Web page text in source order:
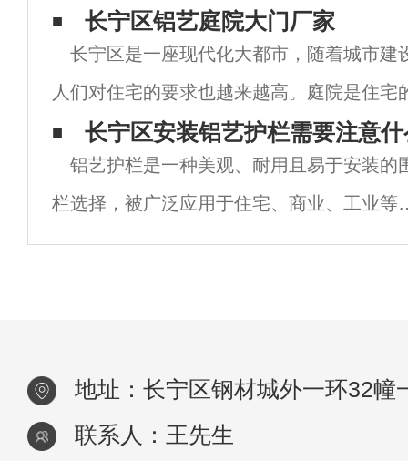
间后可能会出现脏污和氧化的问题。所以，
期的清洁和保养对于保持其外观和功能至关
要。本文将为您介绍如何正确清洁和保养铝
护
长宁区铝艺庭院大门厂家
长宁区是一座现代化大都市，随着城市建
人们对住宅的要求也越来越高。庭院是住宅
大门的选择则显得尤为重要。长宁区铝艺庭
场上备受青睐，因其高品质的产品和优质的
长宁区安装铝艺护栏需要注意
铝艺护栏是一种美观、耐用且易于安装的
栏选择，被广泛应用于住宅、商业、工业等
类场所。要确保安装过程顺利且满足需求，
地址：长宁区钢材城外一环32幢
联系人：王先生